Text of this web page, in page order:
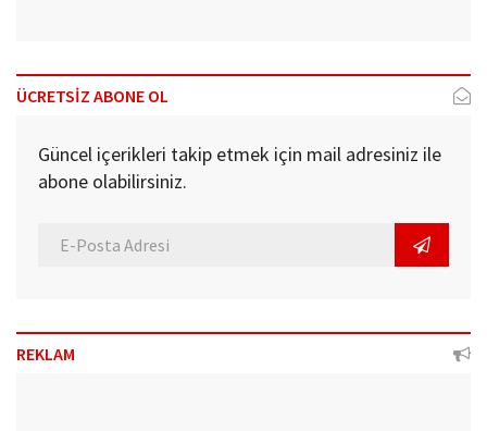
ÜCRETSİZ ABONE OL
Güncel içerikleri takip etmek için mail adresiniz ile
abone olabilirsiniz.
REKLAM